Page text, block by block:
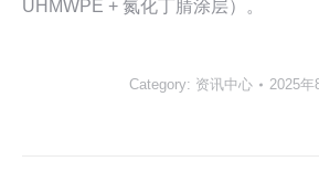
UHMWPE + 氮化丁腈涂层）。
Category: 资讯中心 2025年